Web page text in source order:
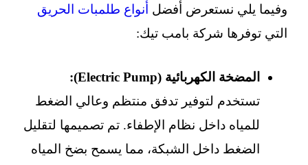
وفيما يلي نستعرض أفضل أنواع طلمبات الحريق
التي توفرها شركة بامب تيك:
المضخة الكهربائية (Electric Pump):
تستخدم لتوفير تدفق منتظم وعالي الضغط
للمياه داخل نظام الإطفاء. تم تصميمها لتقليل
الضغط داخل الشبكة، مما يسمح بضخ المياه